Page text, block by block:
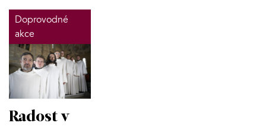
Doprovodné
akce
Radost v